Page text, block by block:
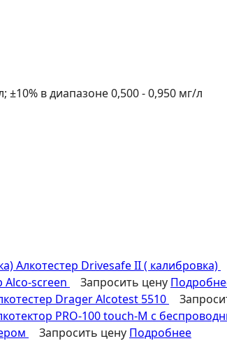
±10% в диапазоне 0,500 - 0,950 мг/л
Алкотестер Drivesafe II ( калибровка)
Alco-screen
Запросить цену
Drager Alcotest 5510
Запросить цену Подробнее